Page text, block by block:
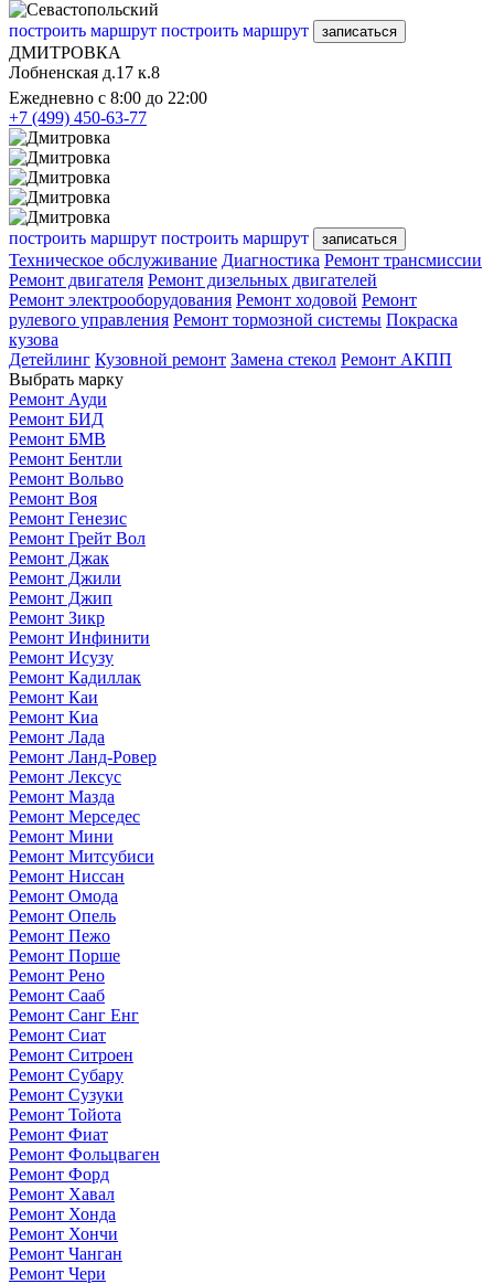
построить маршрут построить маршрут записаться
ДМИТРОВКА
Лобненская д.17 к.8
Ежедневно с 8:00 до 22:00
+7 (499) 450-63-77
построить маршрут построить маршрут записаться
Техническое обслуживание Диагностика Ремонт трансмиссии
Ремонт двигателя Ремонт дизельных двигателей
Ремонт электрооборудования Ремонт ходовой Ремонт
рулевого управления Ремонт тормозной системы Покраска
кузова
Детейлинг Кузовной ремонт Замена стекол Ремонт АКПП
Выбрать марку
Ремонт Ауди
Ремонт БИД
Ремонт БМВ
Ремонт Бентли
Ремонт Вольво
Ремонт Воя
Ремонт Генезис
Ремонт Грейт Вол
Ремонт Джак
Ремонт Джили
Ремонт Джип
Ремонт Зикр
Ремонт Инфинити
Ремонт Исузу
Ремонт Кадиллак
Ремонт Каи
Ремонт Киа
Ремонт Лада
Ремонт Ланд-Ровер
Ремонт Лексус
Ремонт Мазда
Ремонт Мерседес
Ремонт Мини
Ремонт Митсубиси
Ремонт Ниссан
Ремонт Омода
Ремонт Опель
Ремонт Пежо
Ремонт Порше
Ремонт Рено
Ремонт Сааб
Ремонт Санг Енг
Ремонт Сиат
Ремонт Ситроен
Ремонт Субару
Ремонт Сузуки
Ремонт Тойота
Ремонт Фиат
Ремонт Фольцваген
Ремонт Форд
Ремонт Хавал
Ремонт Хонда
Ремонт Хончи
Ремонт Чанган
Ремонт Чери